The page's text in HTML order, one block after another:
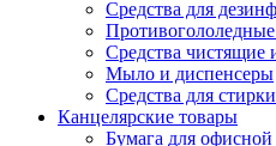
Средства для
Средства
Мыло и диспенсеры
Средства для стирки
Канцелярские товары
Бумага для